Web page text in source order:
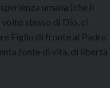
umana (che il
volto stesso di Dio, ci
Figlio di fronte al Padre.
fonte di vita, di libertà